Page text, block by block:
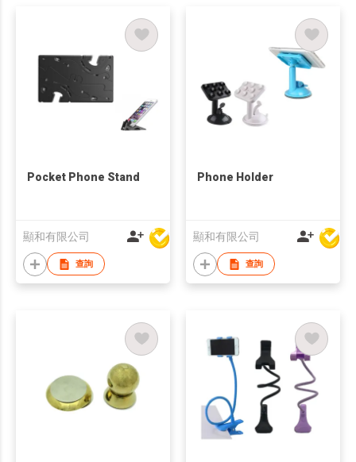
Pocket Phone Stand
顯和有限公司
查詢
Phone Holder
顯和有限公司
查詢